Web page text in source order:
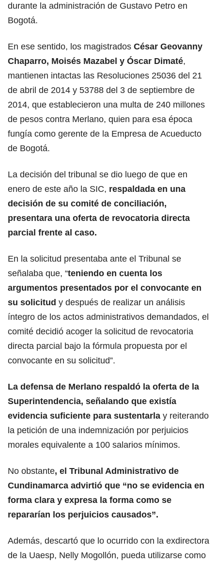
durante la administración de Gustavo Petro en
Bogotá.
En ese sentido, los magistrados César Geovanny
Chaparro, Moisés Mazabel y Óscar Dimaté,
mantienen intactas las Resoluciones 25036 del 21
de abril de 2014 y 53788 del 3 de septiembre de
2014, que establecieron una multa de 240 millones
de pesos contra Merlano, quien para esa época
fungía como gerente de la Empresa de Acueducto
de Bogotá.
La decisión del tribunal se dio luego de que en
enero de este año la SIC, respaldada en una
decisión de su comité de conciliación,
presentara una oferta de revocatoria directa
parcial frente al caso.
En la solicitud presentaba ante el Tribunal se
señalaba que, “teniendo en cuenta los
argumentos presentados por el convocante en
su solicitud y después de realizar un análisis
íntegro de los actos administrativos demandados, el
comité decidió acoger la solicitud de revocatoria
directa parcial bajo la fórmula propuesta por el
convocante en su solicitud”.
La defensa de Merlano respaldó la oferta de la
Superintendencia, señalando que existía
evidencia suficiente para sustentarla y reiterando
la petición de una indemnización por perjuicios
morales equivalente a 100 salarios mínimos.
No obstante, el Tribunal Administrativo de
Cundinamarca advirtió que “no se evidencia en
forma clara y expresa la forma como se
repararían los perjuicios causados”.
Además, descartó que lo ocurrido con la exdirectora
de la Uaesp, Nelly Mogollón, pueda utilizarse como